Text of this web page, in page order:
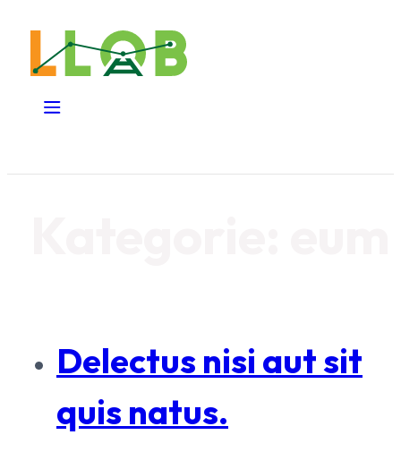
Delectus nisi aut sit
quis natus.